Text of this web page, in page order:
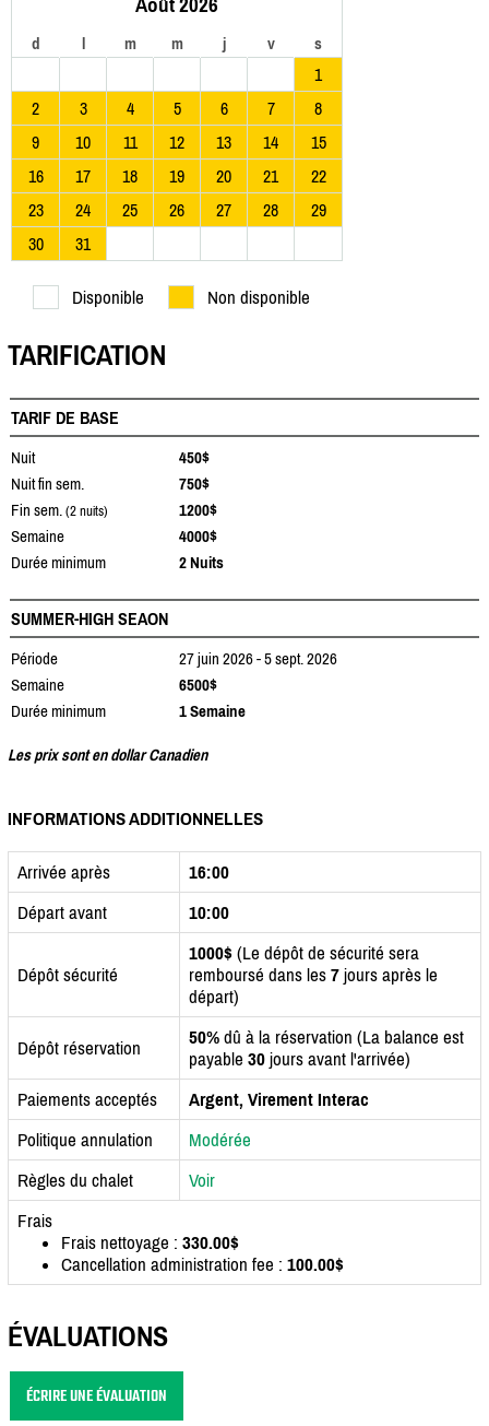
Août 2026
d l m m j v s
1
2
3 4 5 6 7
8
9
10 11 12 13 14
15
16
17 18 19 20 21
22
23
24 25 26 27 28
29
30
31
Disponible Non disponible
TARIFICATION
TARIF DE BASE
Nuit
450$
Nuit fin sem.
750$
Fin sem. (2 nuits)
1200$
Semaine
4000$
Durée minimum
2 Nuits
SUMMER-HIGH SEAON
Période
27 juin 2026 - 5 sept. 2026
Semaine
6500$
Durée minimum
1 Semaine
Les prix sont en dollar Canadien
INFORMATIONS ADDITIONNELLES
Arrivée après
16:00
Départ avant
10:00
Dépôt sécurité
1000$ (Le dépôt de sécurité sera
remboursé dans les 7 jours après le
départ)
Dépôt réservation 50% dû à la réservation (La balance est
payable 30 jours avant l'arrivée)
Paiements acceptés
Argent, Virement Interac
Politique annulation
Modérée
Règles du chalet
Voir
Frais
Frais nettoyage : 330.00$
Cancellation administration fee : 100.00$
ÉVALUATIONS
ÉCRIRE UNE ÉVALUATION